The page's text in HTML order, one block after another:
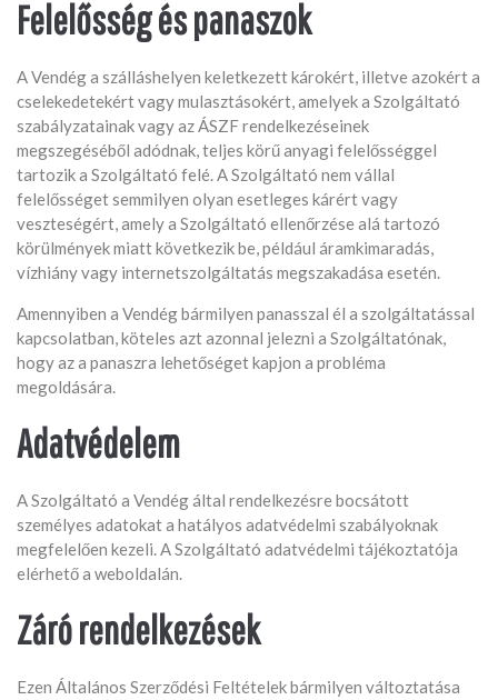
Felelősség és panaszok
A Vendég a szálláshelyen keletkezett károkért, illetve azokért a
cselekedetekért vagy mulasztásokért, amelyek a Szolgáltató
szabályzatainak vagy az ÁSZF rendelkezéseinek
megszegéséből adódnak, teljes körű anyagi felelősséggel
tartozik a Szolgáltató felé. A Szolgáltató nem vállal
felelősséget semmilyen olyan esetleges kárért vagy
veszteségért, amely a Szolgáltató ellenőrzése alá tartozó
körülmények miatt következik be, például áramkimaradás,
vízhiány vagy internetszolgáltatás megszakadása esetén.
Amennyiben a Vendég bármilyen panasszal él a szolgáltatással
kapcsolatban, köteles azt azonnal jelezni a Szolgáltatónak,
hogy az a panaszra lehetőséget kapjon a probléma
megoldására.
Adatvédelem
A Szolgáltató a Vendég által rendelkezésre bocsátott
személyes adatokat a hatályos adatvédelmi szabályoknak
megfelelően kezeli. A Szolgáltató adatvédelmi tájékoztatója
elérhető a weboldalán.
Záró rendelkezések
Ezen Általános Szerződési Feltételek bármilyen változtatása